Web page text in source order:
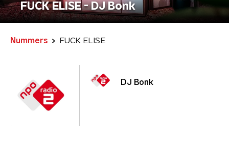
FUCK ELISE - DJ Bonk
Nummers FUCK ELISE
DJ Bonk